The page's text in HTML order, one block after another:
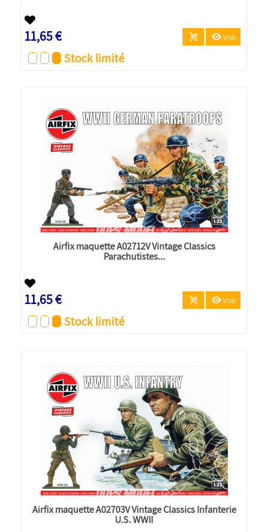
11,65 € Voir
Stock limité
Airfix maquette A02712V Vintage Classics
Parachutistes...
11,65 € Voir
Stock limité
Airfix maquette A02703V Vintage Classics Infanterie
U.S. WWII